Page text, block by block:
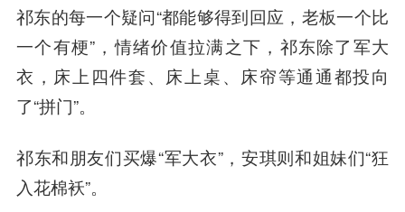
祁东的每一个疑问“都能够得到回应，老板一个比
一个有梗”，情绪价值拉满之下，祁东除了军大
衣，床上四件套、床上桌、床帘等通通都投向
了“拼门”。
祁东和朋友们买爆“军大衣”，安琪则和姐妹们“狂
入花棉袄”。